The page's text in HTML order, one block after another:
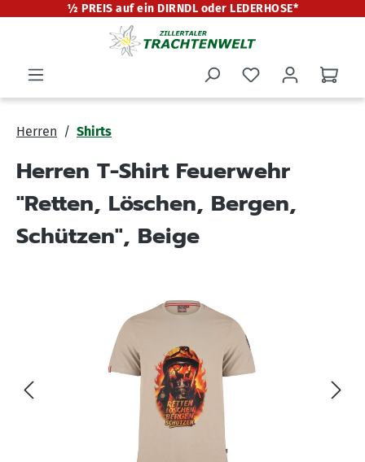
springen
½ PREIS auf ein DIRNDL oder LEDERHOSE*
Herren Shirts
Herren T-Shirt Feuerwehr
"Retten, Löschen, Bergen,
Schützen", Beige
Bildergalerie überspringen